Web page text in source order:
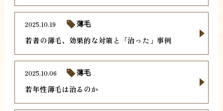
若者の薄毛、効果的な対策と「治った」事例
2025.10.19 薄毛
若年性薄毛は治るのか
2025.10.06 薄毛